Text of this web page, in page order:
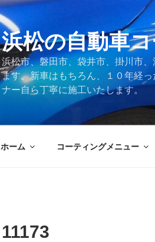
浜松の自動車
浜松市、磐田市、袋井市、掛川市
ます。新車はもちろん、１０年経
ナー自ら丁寧に施工いたします。
ホーム コーティングメニュー
11173